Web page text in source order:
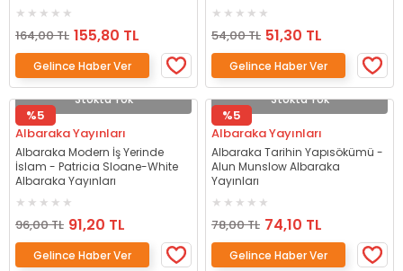
164,00 TL 155,80 TL
Gelince Haber Ver
54,00 TL 51,30 TL
Gelince Haber Ver
Stokta Yok
%5
Albaraka Yayınları
Albaraka Modern İş Yerinde
İslam - Patricia Sloane-White
Albaraka Yayınları
96,00 TL 91,20 TL
Gelince Haber Ver
Stokta Yok
%5
Albaraka Yayınları
Albaraka Tarihin Yapısökümü -
Alun Munslow Albaraka
Yayınları
78,00 TL 74,10 TL
Gelince Haber Ver